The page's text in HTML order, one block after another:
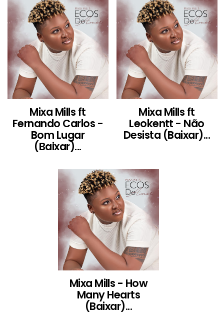
Mixa Mills ft
Fernando Carlos -
Bom Lugar
(Baixar)...
Mixa Mills ft
Leokentt - Não
Desista (Baixar)...
Mixa Mills - How
Many Hearts
(Baixar)...